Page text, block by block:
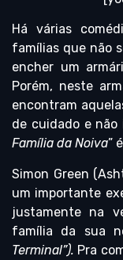
Há várias
famílias que não
encher um
Porém, neste
encontram
de cuidado e não
Família da Noiva”
Simon Green
um importante
justamente na
família da sua
Terminal”). Pra